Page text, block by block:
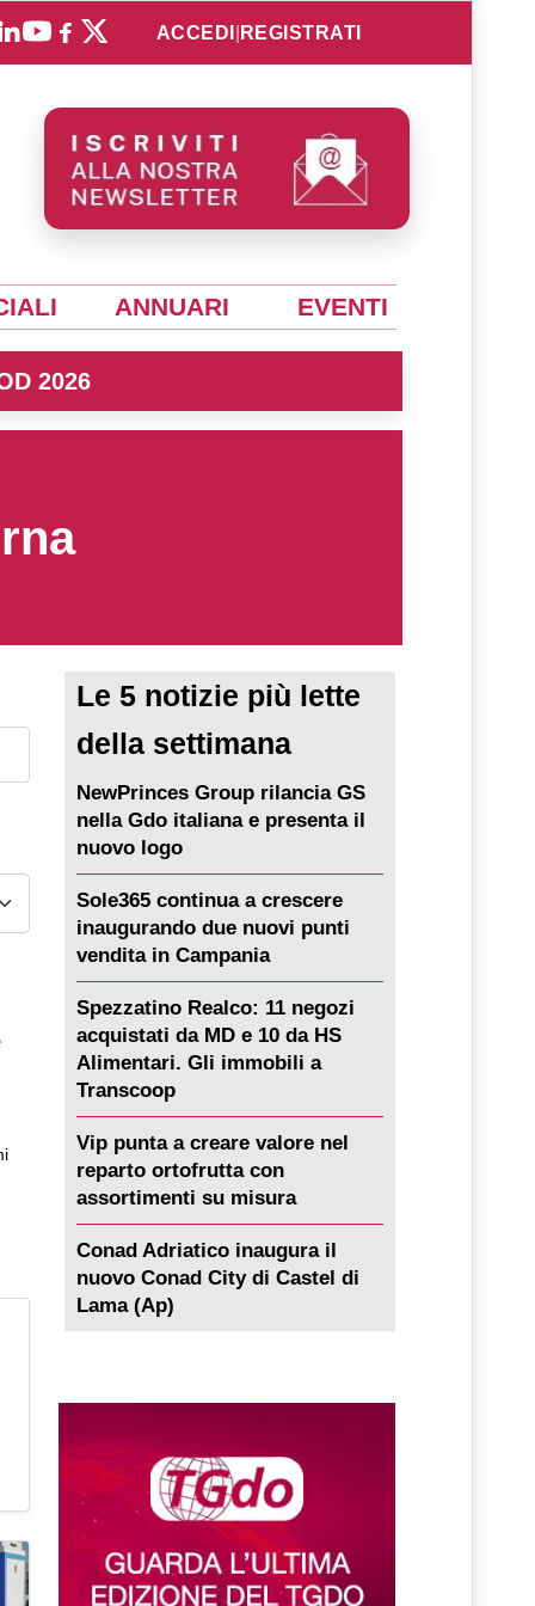
ACCEDI REGISTRATI
ANNUARI EVENTI
2026
Le 5 notizie più lette
della settimana
NewPrinces Group rilancia GS
nella Gdo italiana e presenta il
nuovo logo
Sole365 continua a crescere
inaugurando due nuovi punti
vendita in Campania
Spezzatino Realco: 11 negozi
acquistati da MD e 10 da HS
Alimentari. Gli immobili a
Transcoop
Vip punta a creare valore nel
reparto ortofrutta con
assortimenti su misura
Conad Adriatico inaugura il
nuovo Conad City di Castel di
Lama (Ap)